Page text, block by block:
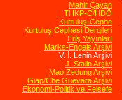
Mahir Çayan
THKP-C/HDÖ
Kurtuluş-Cephe
Kurtuluş Cephesi Dergileri
Eriş Yayınları
Marks-Engels Arşivi
V. İ. Lenin Arşivi
J. Stalin Arşivi
Mao Zedung Arşivi
Giap/Che Guevara Arşivi
Ekonomi-Politik ve Felsefe